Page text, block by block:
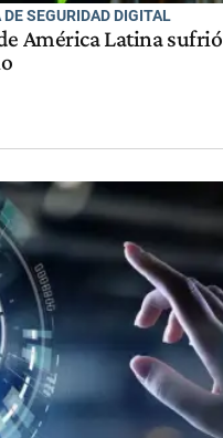
SEGURIDAD DIGITAL
América Latina sufrió